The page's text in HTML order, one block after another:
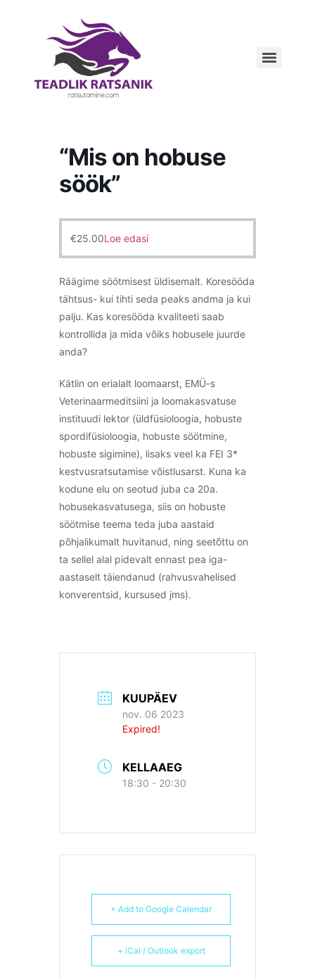
“Mis on hobuse
söök”
€25.00Loe edasi
Räägime söötmisest üldisemalt. Koresööda
tähtsus- kui tihti seda peaks andma ja kui
palju. Kas koresööda kvaliteeti saab
kontrollida ja mida võiks hobusele juurde
anda?
Kätlin on erialalt loomaarst, EMÜ-s
Veterinaarmeditsiini ja loomakasvatuse
instituudi lektor (üldfüsioloogia, hobuste
spordifüsioloogia, hobuste söötmine,
hobuste sigimine), lisaks veel ka FEI 3*
kestvusratsutamise võistlusarst. Kuna ka
kodune elu on seotud juba ca 20a.
hobusekasvatusega, siis on hobuste
söötmise teema teda juba aastaid
põhjalikumalt huvitanud, ning seetõttu on
ta sellel alal pidevalt ennast pea iga-
aastaselt täiendanud (rahvusvahelised
konverentsid, kursused jms).
KUUPÄEV
nov. 06 2023
Expired!
KELLAAEG
18:30 - 20:30
+ Add to Google Calendar
+ iCal / Outlook export